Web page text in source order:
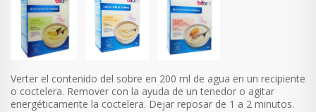
Verter el contenido del sobre en 200 ml de agua en un recipiente
o coctelera. Remover con la ayuda de un tenedor o agitar
energéticamente la coctelera. Dejar reposar de 1 a 2 minutos.